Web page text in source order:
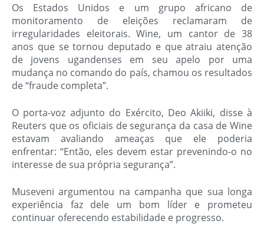
Os Estados Unidos e um grupo africano de
monitoramento de eleições reclamaram de
irregularidades eleitorais. Wine, um cantor de 38
anos que se tornou deputado e que atraiu atenção
de jovens ugandenses em seu apelo por uma
mudança no comando do país, chamou os resultados
de “fraude completa”.
O porta-voz adjunto do Exército, Deo Akiiki, disse à
Reuters que os oficiais de segurança da casa de Wine
estavam avaliando ameaças que ele poderia
enfrentar: “Então, eles devem estar prevenindo-o no
interesse de sua própria segurança”.
Museveni argumentou na campanha que sua longa
experiência faz dele um bom líder e prometeu
continuar oferecendo estabilidade e progresso.